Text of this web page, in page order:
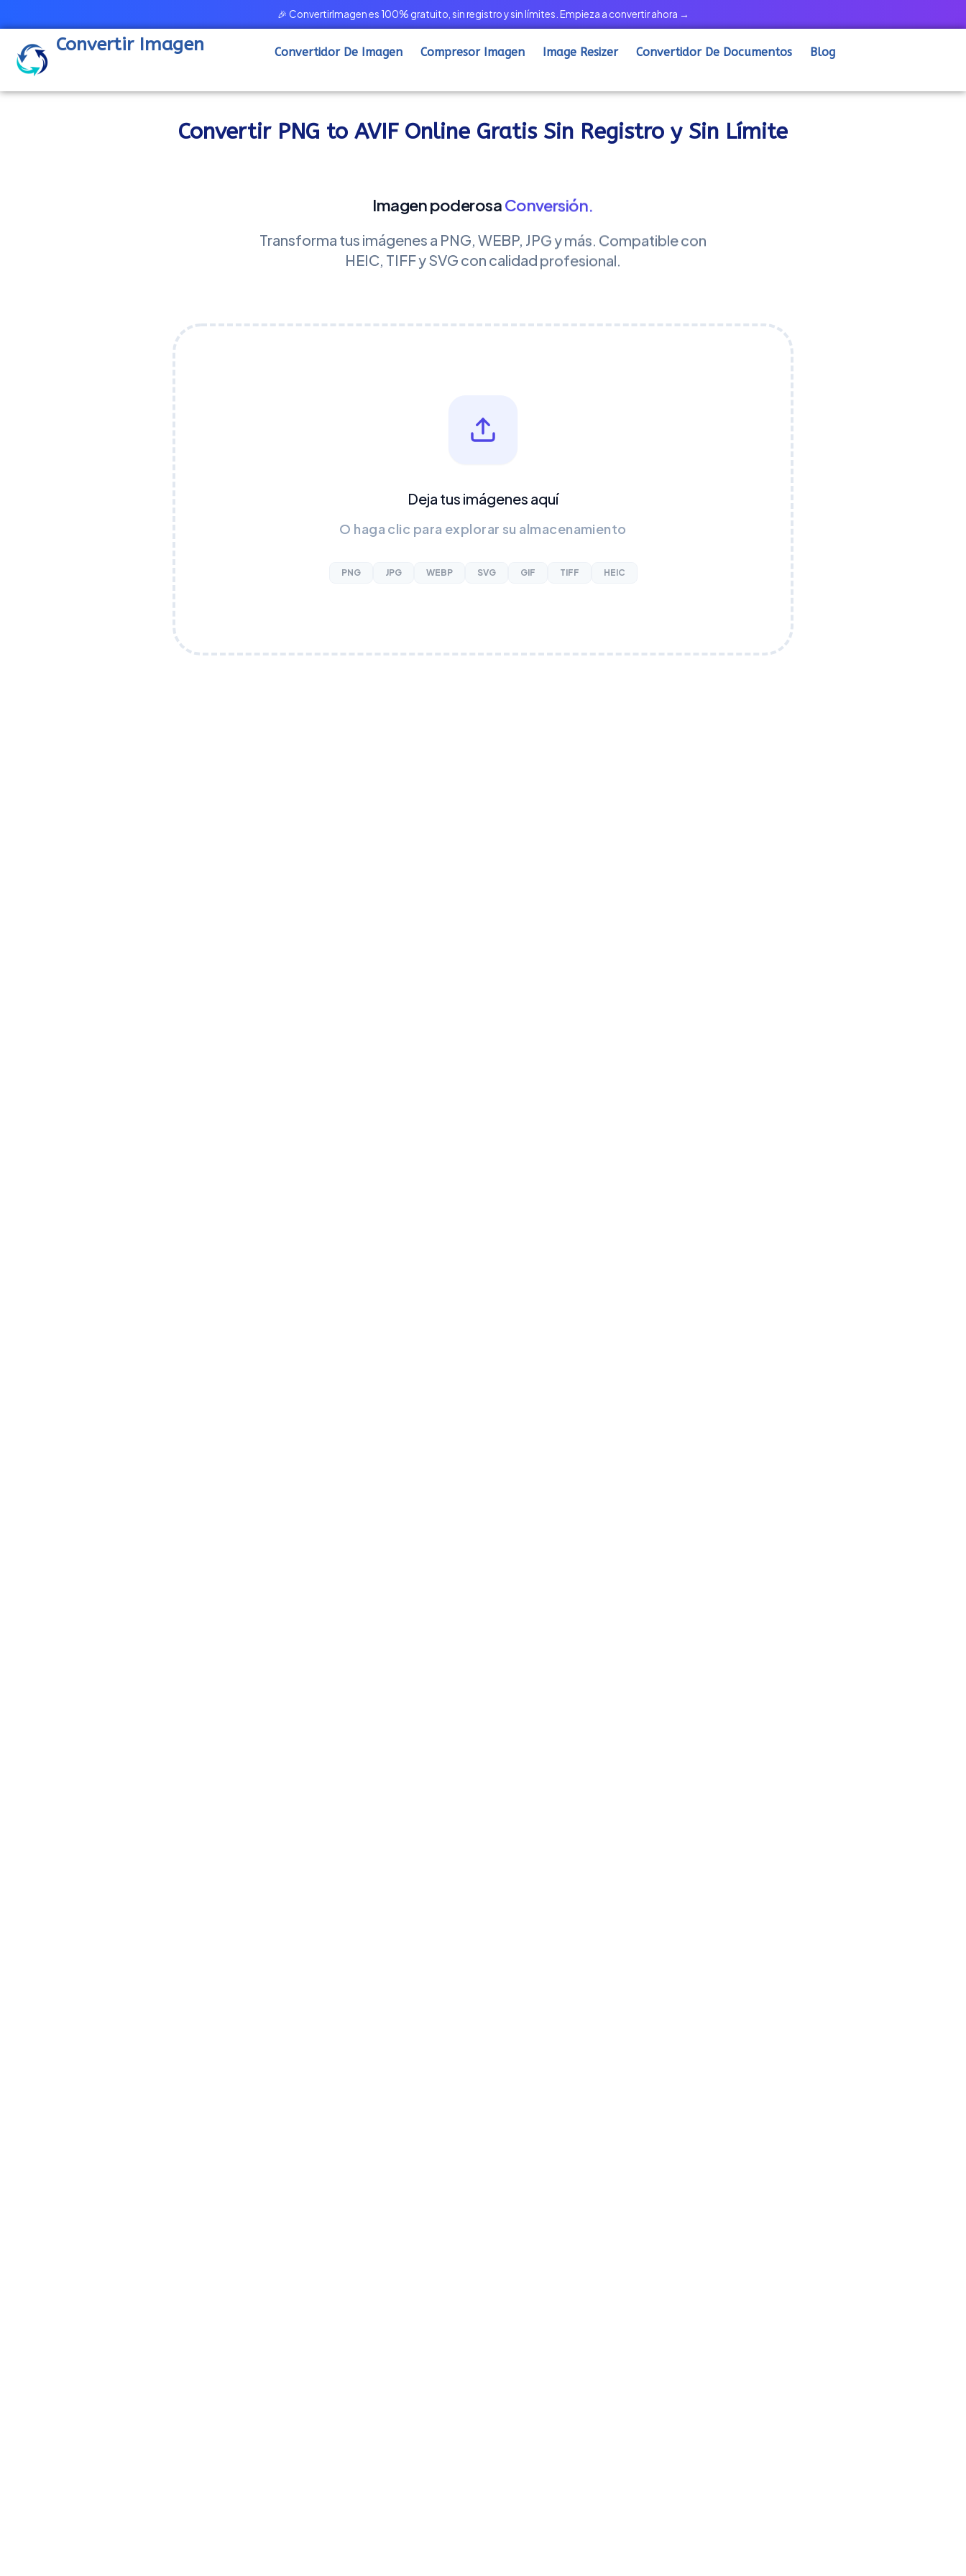
al
contenido
🎉 ConvertirImagen es 100% gratuito, sin registro y sin límites. Empieza a convertir ahora →
Convertir Imagen Convertidor De Imagen Compresor Imagen Image Resizer Convertidor De Documentos Blog
Convertir PNG to AVIF Online Gratis Sin Registro y Sin Límite
Imagen poderosaConversión.
Transforma tus imágenes a PNG, WEBP, JPG y más. Compatible con
HEIC, TIFF y SVG con calidad profesional.
Deja tus imágenes aquí
O haga clic para explorar su almacenamiento
PNG JPG WEBP SVG GIF TIFF HEIC